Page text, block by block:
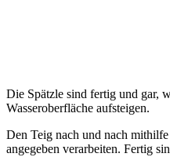
Die Spätzle sind fertig und gar,
Wasseroberfläche aufsteigen.
Den Teig nach und nach
angegeben verarbeiten. Fertig